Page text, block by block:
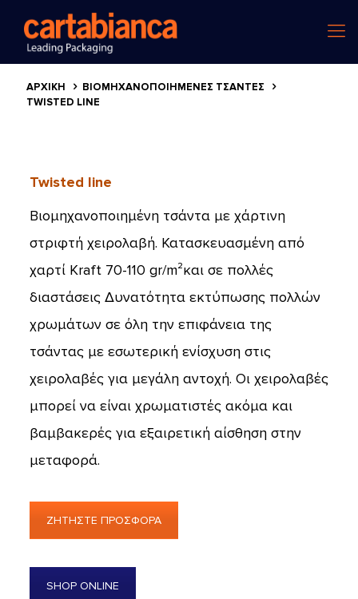
ΑΡΧΙΚΗ
ΒΙΟΜΗΧΑΝΟΠΟΙΗΜΈΝΕΣ ΤΣΆΝΤΕΣ
TWISTED LINE
Twisted line
Βιομηχανοποιημένη τσάντα με χάρτινη
στριφτή χειρολαβή. Κατασκευασμένη από
χαρτί Kraft 70-110 gr/m²και σε πολλές
διαστάσεις Δυνατότητα εκτύπωσης πολλών
χρωμάτων σε όλη την επιφάνεια της
τσάντας με εσωτερική ενίσχυση στις
χειρολαβές για μεγάλη αντοχή. Οι χειρολαβές
μπορεί να είναι χρωματιστές ακόμα και
βαμβακερές για εξαιρετική αίσθηση στην
μεταφορά.
ΖΗΤΗΣΤΕ ΠΡΟΣΦΟΡΑ
SHOP ONLINE